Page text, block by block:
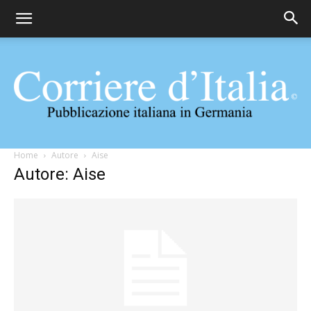
Corriere
Home Autore Aise
Autore: Aise